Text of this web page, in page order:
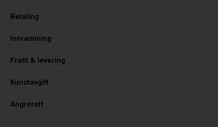
Betaling
Innramming
Frakt & levering
Kunstavgift
Angrerett